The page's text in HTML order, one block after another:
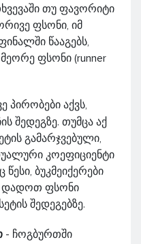
თუ ფავორიტი
ფსონი, იმ
წააგებს,
ფსონი (runner
პირობები აქვს,
შედეგზე. თუმცა აქ
გამარჯვებული,
კოეფიციენტი
ბუკმეიქერები
დადოთ ფსონი
შედეგებზე.
- ჩოგბურთში